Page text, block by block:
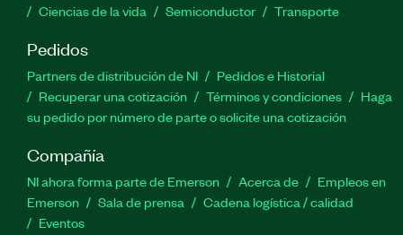
Ciencias de la vida
Semiconductor Transporte
Pedidos
Partners de distribución de NI
Pedidos e Historial
Recuperar una cotización
Términos y condiciones
Haga
su pedido por número de parte o solicite una cotización
Compañía
NI ahora forma parte de Emerson Acerca de
Empleos en
Emerson
Sala de prensa
Cadena logística / calidad
Eventos